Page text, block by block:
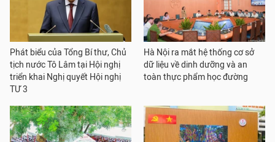
Phát biểu của Tổng Bí thư, Chủ
tịch nước Tô Lâm tại Hội nghị
triển khai Nghị quyết Hội nghị
TƯ 3
Hà Nội ra mắt hệ thống cơ sở
dữ liệu về dinh dưỡng và an
toàn thực phẩm học đường